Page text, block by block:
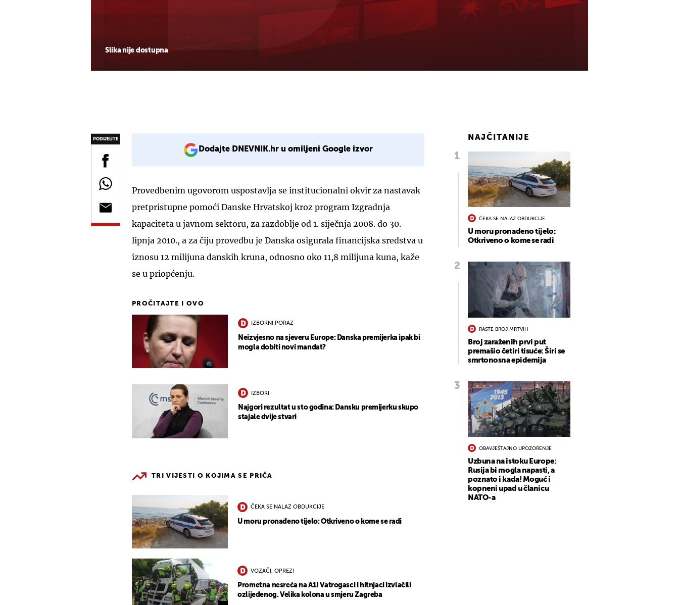
Slika nije dostupna
PODIJELITE
Dodajte DNEVNIK.hr u omiljeni Google izvor
Provedbenim ugovorom uspostavlja se institucionalni okvir za nastavak
pretpristupne pomoći Danske Hrvatskoj kroz program Izgradnja
kapaciteta u javnom sektoru, za razdoblje od 1. siječnja 2008. do 30.
lipnja 2010., a za čiju provedbu je Danska osigurala financijska sredstva u
iznosu 12 milijuna danskih kruna, odnosno oko 11,8 milijuna kuna, kaže
se u priopćenju.
PROČITAJTE I OVO
IZBORNI PORAZ
Neizvjesno na sjeveru Europe: Danska premijerka ipak bi
mogla dobiti novi mandat?
IZBORI
Najgori rezultat u sto godina: Dansku premijerku skupo
stajale dvije stvari
TRI VIJESTI O KOJIMA SE PRIČA
ČEKA SE NALAZ OBDUKCIJE
U moru pronađeno tijelo: Otkriveno o kome se radi
VOZAČI, OPREZ!
Prometna nesreća na A1! Vatrogasci i hitnjaci izvlačili
ozlijeđenog. Velika kolona u smjeru Zagreba
NAJČITANIJE
ČEKA SE NALAZ OBDUKCIJE
U moru pronađeno tijelo:
Otkriveno o kome se radi
RASTE BROJ MRTVIH
Broj zaraženih prvi put
premašio četiri tisuće: Širi se
smrtonosna epidemija
OBAVJEŠTAJNO UPOZORENJE
Uzbuna na istoku Europe:
Rusija bi mogla napasti, a
poznato i kada! Moguć i
kopneni upad u članicu
NATO-a